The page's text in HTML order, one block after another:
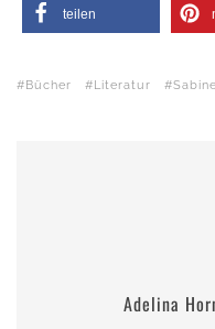
teilen
Bücher Literatur
Adelina